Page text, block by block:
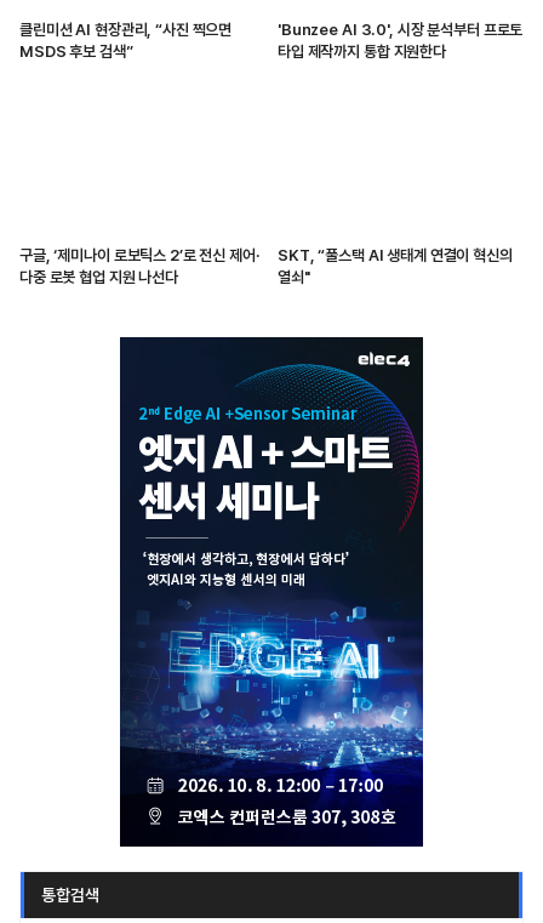
클린미션 AI 현장관리, “사진 찍으면
MSDS 후보 검색”
'Bunzee AI 3.0', 시장 분석부터 프로토
타입 제작까지 통합 지원한다
구글, ‘제미나이 로보틱스 2’로 전신 제어·
다중 로봇 협업 지원 나선다
SKT, “풀스택 AI 생태계 연결이 혁신의
열쇠"
통합검색